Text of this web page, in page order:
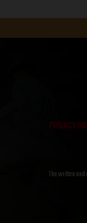
PRIVACY
The written